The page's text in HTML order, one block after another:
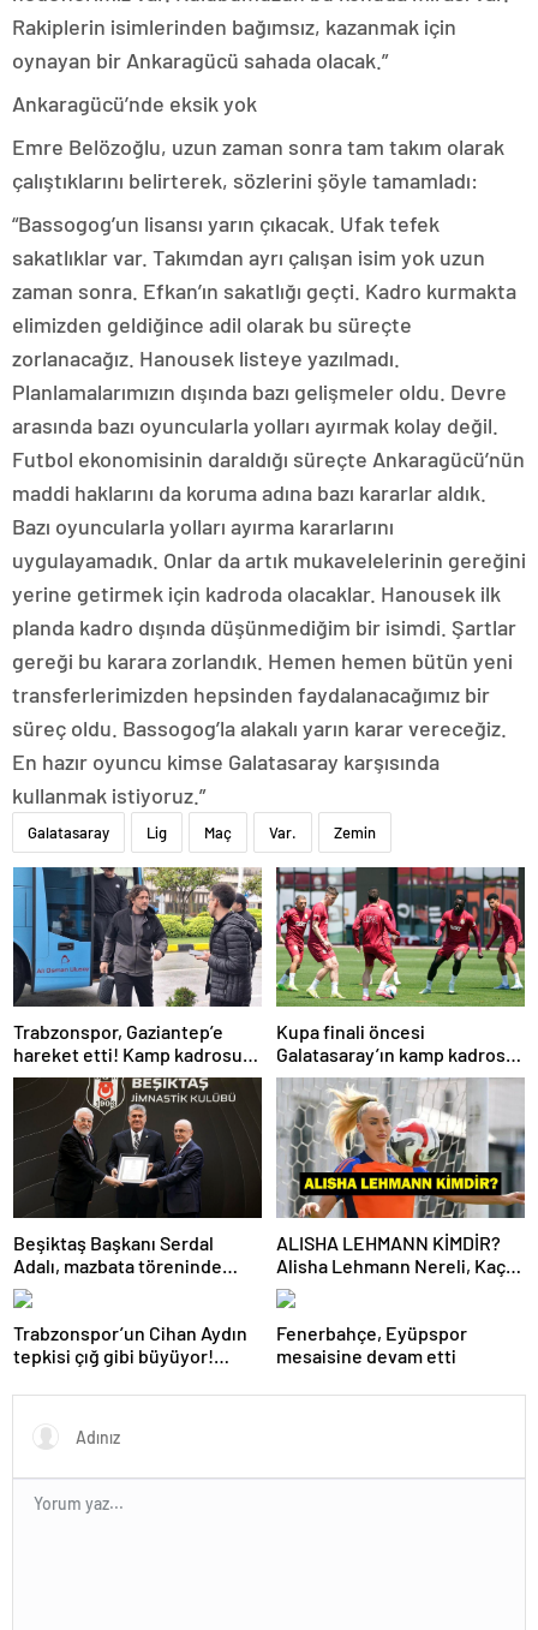
Rakiplerin isimlerinden bağımsız, kazanmak için
oynayan bir Ankaragücü sahada olacak.”
Ankaragücü’nde eksik yok
Emre Belözoğlu, uzun zaman sonra tam takım olarak
çalıştıklarını belirterek, sözlerini şöyle tamamladı:
“Bassogog’un lisansı yarın çıkacak. Ufak tefek
sakatlıklar var. Takımdan ayrı çalışan isim yok uzun
zaman sonra. Efkan’ın sakatlığı geçti. Kadro kurmakta
elimizden geldiğince adil olarak bu süreçte
zorlanacağız. Hanousek listeye yazılmadı.
Planlamalarımızın dışında bazı gelişmeler oldu. Devre
arasında bazı oyuncularla yolları ayırmak kolay değil.
Futbol ekonomisinin daraldığı süreçte Ankaragücü’nün
maddi haklarını da koruma adına bazı kararlar aldık.
Bazı oyuncularla yolları ayırma kararlarını
uygulayamadık. Onlar da artık mukavelelerinin gereğini
yerine getirmek için kadroda olacaklar. Hanousek ilk
planda kadro dışında düşünmediğim bir isimdi. Şartlar
gereği bu karara zorlandık. Hemen hemen bütün yeni
transferlerimizden hepsinden faydalanacağımız bir
süreç oldu. Bassogog’la alakalı yarın karar vereceğiz.
En hazır oyuncu kimse Galatasaray karşısında
kullanmak istiyoruz.”
Galatasaray Lig Maç Var. Zemin
Trabzonspor, Gaziantep’e
hareket etti! Kamp kadrosu
açıklandı…
Kupa finali öncesi
Galatasaray’ın kamp kadrosu
belli oldu!
Beşiktaş Başkanı Serdal
Adalı, mazbata töreninde
konuştu: Gün istikrar
günüdür
ALISHA LEHMANN KİMDİR?
Alisha Lehmann Nereli, Kaç
Yaşında, Hangi Takımda
Oynuyor?
Trabzonspor’un Cihan Aydın
tepkisi çığ gibi büyüyor!
Fenerbahçe, Eyüpspor
mesaisine devam etti